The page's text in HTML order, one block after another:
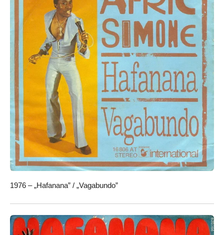
1976 – „Hafanana” / „Vagabundo”